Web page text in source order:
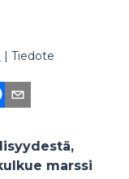
| Tiedote
marssi